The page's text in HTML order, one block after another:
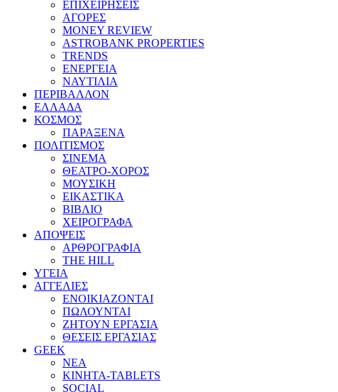
ΕΠΙΧΕΙΡΗΣΕΙΣ
ΑΓΟΡΕΣ
MONEY REVIEW
ASTROBANK PROPERTIES
TRENDS
ΕΝΕΡΓΕΙΑ
ΝΑΥΤΙΛΙΑ
ΠΕΡΙΒΑΛΛΟΝ
ΕΛΛΑΔΑ
ΚΟΣΜΟΣ
ΠΑΡΑΞΕΝΑ
ΠΟΛΙΤΙΣΜΟΣ
ΣΙΝΕΜΑ
ΘΕΑΤΡΟ-ΧΟΡΟΣ
ΜΟΥΣΙΚΗ
ΕΙΚΑΣΤΙΚΑ
ΒΙΒΛΙΟ
ΧΕΙΡΟΓΡΑΦΑ
ΑΠΟΨΕΙΣ
ΑΡΘΡΟΓΡΑΦΙΑ
THE HILL
ΥΓΕΙΑ
ΑΓΓΕΛΙΕΣ
ΕΝΟΙΚΙΑΖΟΝΤΑΙ
ΠΩΛΟΥΝΤΑΙ
ΖΗΤΟΥΝ ΕΡΓΑΣΙΑ
ΘΕΣΕΙΣ ΕΡΓΑΣΙΑΣ
GEEK
ΝΕΑ
ΚΙΝΗΤΑ-TABLETS
SOCIAL